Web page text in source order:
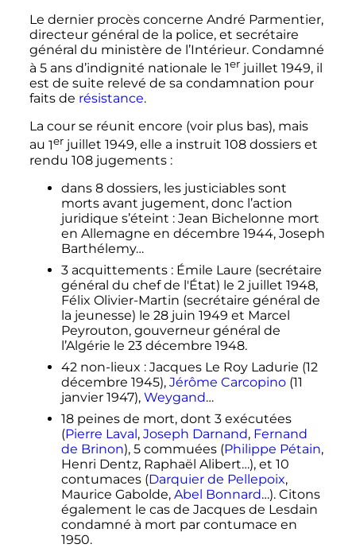
Le dernier procès concerne André Parmentier,
directeur général de la police, et secrétaire
général du ministère de l’Intérieur. Condamné
à 5 ans d’indignité nationale le 1er juillet 1949, il
est de suite relevé de sa condamnation pour
faits de résistance.
La cour se réunit encore (voir plus bas), mais
au 1erjuillet 1949, elle a instruit 108 dossiers et
rendu 108 jugements :
dans 8 dossiers, les justiciables sont
morts avant jugement, donc l’action
juridique s’éteint : Jean Bichelonne mort
en Allemagne en décembre 1944, Joseph
Barthélemy…
3 acquittements : Émile Laure (secrétaire
général du chef de l'État) le 2 juillet 1948,
Félix Olivier-Martin (secrétaire général de
la jeunesse) le 28 juin 1949 et Marcel
Peyrouton, gouverneur général de
l’Algérie le 23 décembre 1948.
42 non-lieux : Jacques Le Roy Ladurie (12
décembre 1945), Jérôme Carcopino(11
janvier 1947), Weygand…
18 peines de mort, dont 3 exécutées
(Pierre Laval, Joseph Darnand, Fernand
de Brinon), 5 commuées (Philippe Pétain,
Henri Dentz, Raphaël Alibert…), et 10
contumaces (Darquier de Pellepoix,
Maurice Gabolde, Abel Bonnard…). Citons
également le cas de Jacques de Lesdain
condamné à mort par contumace en
1950.